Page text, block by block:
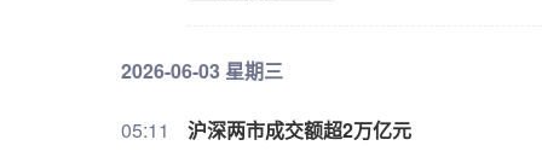
2026-06-03 星期三
05:11 沪深两市成交额超2万亿元